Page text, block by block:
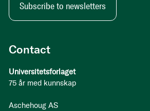
Contact
Universitetsforlaget
75 år med kunnskap
Aschehoug AS
Subscribe to newsletters